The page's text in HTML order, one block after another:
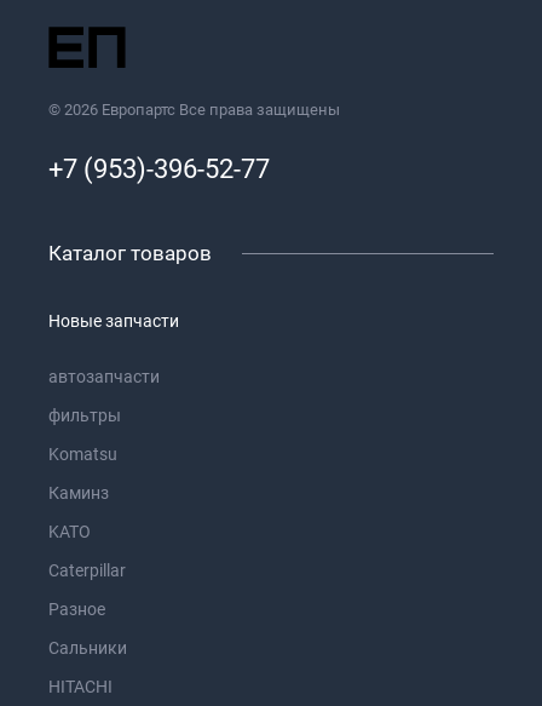
© 2026 Европартс Все права защищены
+7 (953)-396-52-77
Каталог товаров
Новые запчасти
автозапчасти
фильтры
Komatsu
Каминз
KATO
Caterpillar
Разное
Сальники
HITACHI